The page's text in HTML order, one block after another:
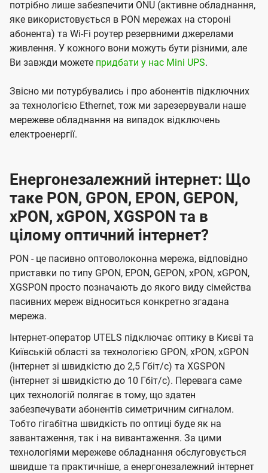
потрібно лише забезпечити ONU (активне обладнання,
яке використовується в PON мережах на стороні
абонента) та Wi-Fi роутер резервними джерелами
живлення. У кожного вони можуть бути різними, але
Ви завжди можете придбати у нас Mini UPS.
Звісно ми потурбувались і про абонентів підключних
за технологією Ethernet, тож ми зарезервували наше
мережеве обладнання на випадок відключень
електроенергії.
Енергонезалежний інтернет: Що
таке PON, GPON, EPON, GEPON,
xPON, xGPON, XGSPON та в
цілому оптичний інтернет?
PON - це пасивно оптоволоконна мережа, відповідно
приставки по типу GPON, EPON, GEPON, xPON, xGPON,
XGSPON просто позначають до якого виду сімейства
пасивних мереж відноситься конкретно згадана
мережа.
Інтернет-оператор UTELS підключає оптику в Києві та
Київській області за технологією GPON, xPON, xGPON
(інтернет зі швидкістю до 2,5 Гбіт/с) та XGSPON
(інтернет зі швидкістю до 10 Гбіт/с). Перевага саме
цих технологій полягає в тому, що здатен
забезпечувати абонентів симетричним сигналом.
Тобто гігабітна швидкість по оптиці буде як на
завантаження, так і на вивантаження. За цими
технологіями мережеве обладнання обслуговується
швидше та практичніше, а енергонезалежний інтернет